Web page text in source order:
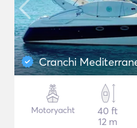
Cranchi
Motoryacht
40 ft
12 m